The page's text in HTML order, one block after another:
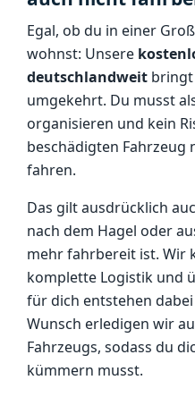
Egal, ob du in einer
wohnst: Unsere
deutschlandweit bringt
umgekehrt. Du musst
organisieren und kein
beschädigten Fahrzeug
fahren.
Das gilt ausdrücklich
nach dem Hagel oder
mehr fahrbereit ist. Wir
komplette Logistik und
für dich entstehen
Wunsch erledigen wir
Fahrzeugs, sodass du
kümmern musst.